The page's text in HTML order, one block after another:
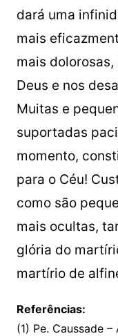
dará uma
mais
mais
Deus e nos
Muitas e
suportadas
momento,
para o Céu!
como são
mais ocultas,
glória do
martírio de
Referências:
(1) Pe. Caussade –